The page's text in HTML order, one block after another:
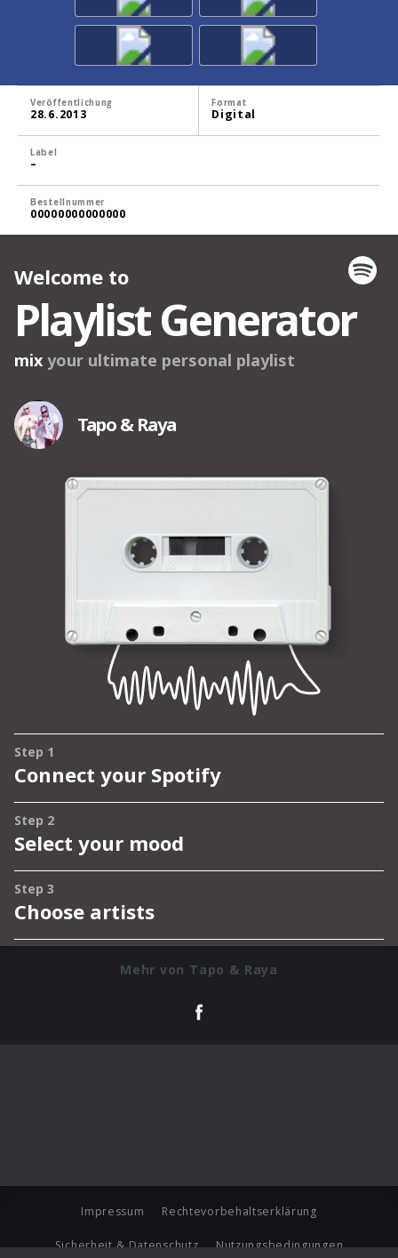
Veröffentlichung
28.6.2013
Format
Digital
Label
–
Bestellnummer
00000000000000
Mehr von Tapo & Raya
Impressum Rechtevorbehaltserklärung
Sicherheit & Datenschutz Nutzungsbedingungen